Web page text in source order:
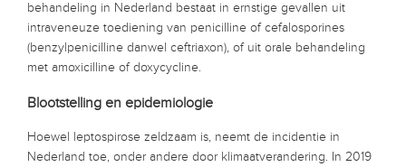
behandeling in Nederland bestaat in ernstige gevallen uit
intraveneuze toediening van penicilline of cefalosporines
(benzylpenicilline danwel ceftriaxon), of uit orale behandeling
met amoxicilline of doxycycline.
Blootstelling en epidemiologie
Hoewel leptospirose zeldzaam is, neemt de incidentie in
Nederland toe, onder andere door klimaatverandering. In 2019